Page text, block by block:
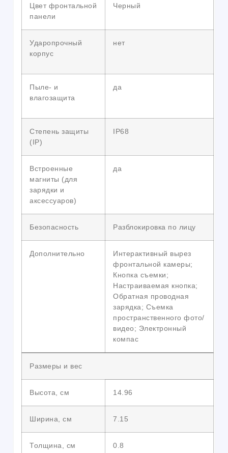
Цвет фронтальной
панели
Черный
Ударопрочный
корпус
нет
Пыле- и
влагозащита
да
Степень защиты
(IP)
IP68
Встроенные
магниты (для
зарядки и
аксессуаров)
да
Безопасность Разблокировка по лицу
Дополнительно
Интерактивный вырез
фронтальной камеры;
Кнопка съемки;
Настраиваемая кнопка;
Обратная проводная
зарядка; Съемка
пространственного фото/
видео; Электронный
компас
Размеры и вес
Высота, см 14.96
Ширина, см 7.15
Толщина, см 0.8